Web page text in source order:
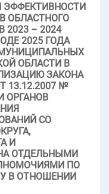
ЭФФЕКТИВНОСТИ
ОБЛАСТНОГО
– 2024
2025 ГОДА
ОБЛАСТИ В
ЗАКОНА
13.12.2007 №
ОРГАНОВ
СО
И
ОТДЕЛЬНЫМИ
ПО
В ОТНОШЕНИИ